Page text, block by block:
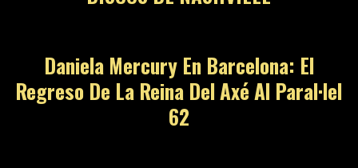
Daniela Mercury En Barcelona: El
Regreso De La Reina Del Axé Al Paral·lel
62